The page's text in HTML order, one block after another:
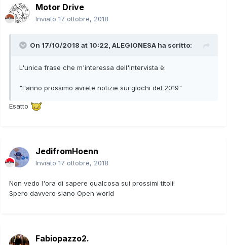
Motor Drive
Inviato 17 ottobre, 2018
On 17/10/2018 at 10:22, ALEGIONESA ha scritto:
L'unica frase che m'interessa dell'intervista è:
"l'anno prossimo avrete notizie sui giochi del 2019"
Esatto
JedifromHoenn
Inviato 17 ottobre, 2018
Non vedo l'ora di sapere qualcosa sui prossimi titoli!
Spero davvero siano Open world
Fabiopazzo2.